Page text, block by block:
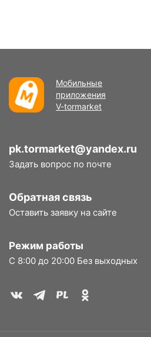
Мобильные
приложения
V-tormarket
pk.tormarket@yandex.ru
Задать вопрос по почте
Обратная связь
Оставить заявку на сайте
Режим работы
С 8:00 до 20:00 Без выходных